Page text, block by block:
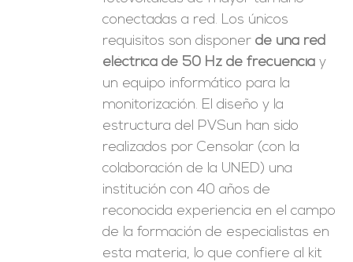
conectadas a red. Los únicos
requisitos son disponerde una red
eléctrica de 50 Hz de frecuencia y
un equipo informático para la
monitorización. El diseño y la
estructura del PVSun han sido
realizados por Censolar (con la
colaboración de la UNED) una
institución con 40 años de
reconocida experiencia en el campo
de la formación de especialistas en
esta materia, lo que confiere al kit